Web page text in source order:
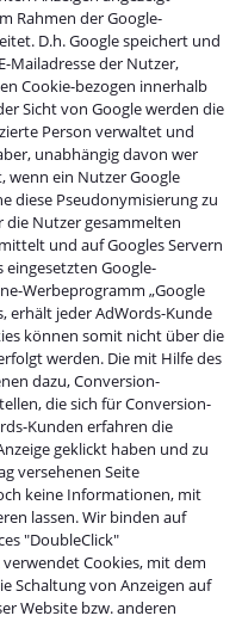
Rahmen der Google-
D.h. Google speichert und
Mailadresse der Nutzer,
Cookie-bezogen innerhalb
Sicht von Google werden die
Person verwaltet und
unabhängig davon wer
wenn ein Nutzer Google
diese Pseudonymisierung zu
die Nutzer gesammelten
und auf Googles Servern
eingesetzten Google-
Werbeprogramm „Google
erhält jeder AdWords-Kunde
können somit nicht über die
werden. Die mit Hilfe des
dazu, Conversion-
die sich für Conversion-
Kunden erfahren die
geklickt haben und zu
versehenen Seite
keine Informationen, mit
lassen. Wir binden auf
"DoubleClick"
Cookies, mit dem
Schaltung von Anzeigen auf
Website bzw. anderen